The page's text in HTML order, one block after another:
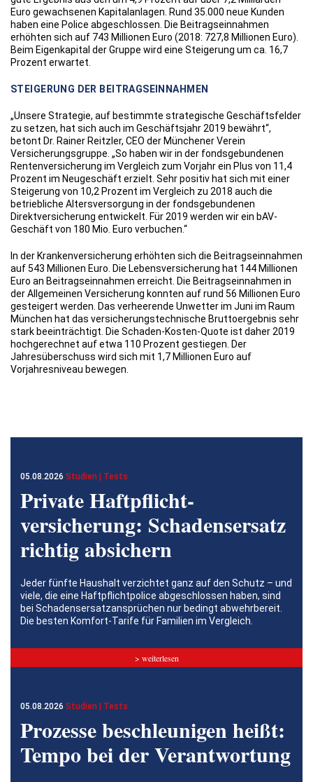
Euro gewachsenen Kapitalanlagen. Rund 35.000 neue Kunden
haben eine Police abgeschlossen. Die Beitragseinnahmen
erhöhten sich auf 743 Millionen Euro (2018: 727,8 Millionen Euro).
Beim Eigenkapital der Gruppe wird eine Steigerung um ca. 16,7
Prozent erwartet.
STEIGERUNG DER BEITRAGSEINNAHMEN
„Unsere Strategie, auf bestimmte strategische Geschäftsfelder
zu setzen, hat sich auch im Geschäftsjahr 2019 bewährt“,
betont Dr. Rainer Reitzler, CEO der Münchener Verein
Versicherungsgruppe. „So haben wir in der fondsgebundenen
Rentenversicherung im Vergleich zum Vorjahr ein Plus von 11,4
Prozent im Neugeschäft erzielt. Sehr positiv hat sich mit einer
Steigerung von 10,2 Prozent im Vergleich zu 2018 auch die
betriebliche Altersversorgung in der fondsgebundenen
Direktversicherung entwickelt. Für 2019 werden wir ein bAV-
Geschäft von 180 Mio. Euro verbuchen.“
In der Krankenversicherung erhöhten sich die Beitragseinnahmen
auf 543 Millionen Euro. Die Lebensversicherung hat 144 Millionen
Euro an Beitragseinnahmen erreicht. Die Beitragseinnahmen in
der Allgemeinen Versicherung konnten auf rund 56 Millionen Euro
gesteigert werden. Das verheerende Unwetter im Juni im Raum
München hat das versicherungstechnische Bruttoergebnis sehr
stark beeinträchtigt. Die Schaden-Kosten-Quote ist daher 2019
hochgerechnet auf etwa 110 Prozent gestiegen. Der
Jahresüberschuss wird sich mit 1,7 Millionen Euro auf
Vorjahresniveau bewegen.
05.08.2026 Studien | Tests
Private Haftpflicht­
versicherung: Schadensersatz
richtig absichern
Jeder fünfte Haushalt verzichtet ganz auf den Schutz – und
viele, die eine Haftpflichtpolice abgeschlossen haben, sind
bei Schadensersatzansprüchen nur bedingt abwehrbereit.
Die besten Komfort-Tarife für Familien im Vergleich.
> weiterlesen
05.08.2026 Studien | Tests
Prozesse beschleunigen heißt:
Tempo bei der Verantwortung